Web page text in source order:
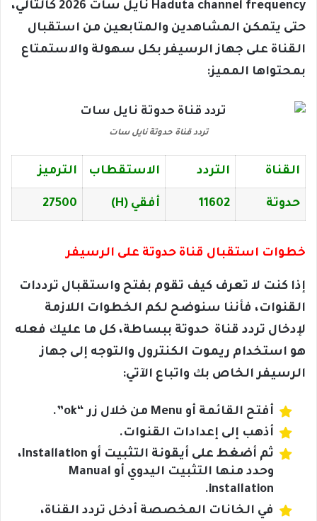
Haduta channel frequency نايل سات 2026 كالتالي،
حتى يتمكن المشاهدين والمتابعين من استقبال
القناة على جهاز الرسيفر بكل سهولة والاستمتاع
بمحتواها المميز:
تردد قناة حدوتة نايل سات
القناة التردد الاستقطاب الترميز
حدوتة 11602 أفقي (H) 27500
خطوات استقبال قناة حدوتة على الرسيفر
إذا كنت لا تعرف كيف تقوم بفتح واستقبال ترددات
القنوات، فأننا سنوضح لكم الخطوات اللازمة
لإدخال تردد قناة حدوتة ببساطة، كل ما عليك فعله
هو استخدام ريموت الكنترول والتوجه إلى جهاز
الرسيفر الخاص بك واتباع الآتي:
أفتح القائمة أو Menu من خلال زر “ok”.
أذهب إلى إعدادات القنوات.
ثم أضغط على أيقونة التثبيت أو Installation،
وحدد منها التثبيت اليدوي أو Manual
installation.
في الخانات المخصصة أدخل تردد القناة،